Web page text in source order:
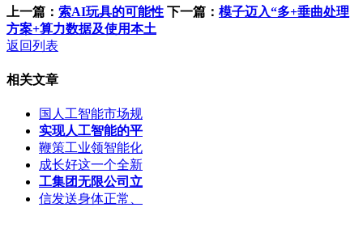
上一篇： 索AI玩具的可能性 下一篇： 模子迈入“多+垂曲处理
方案+算力数据及使用本土
返回列表
相关文章
国人工智能市场规
实现人工智能的平
鞭策工业领智能化
成长好这一个全新
工集团无限公司立
信发送身体正常、